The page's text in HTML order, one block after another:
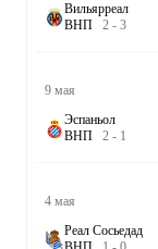
Вильярреал
ВНП 2 - 3
9 мая
Эспаньол
ВНП 2 - 1
4 мая
Реал Сосьедад